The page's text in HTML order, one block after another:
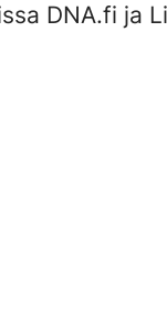
DNA.fi ja